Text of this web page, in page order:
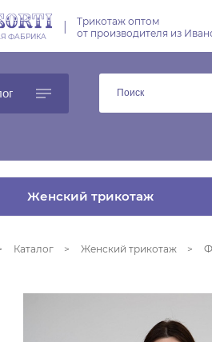
ФАБРИКА
Трикотаж оптом
от производителя из
Женский трикотаж
Каталог Женский трикотаж